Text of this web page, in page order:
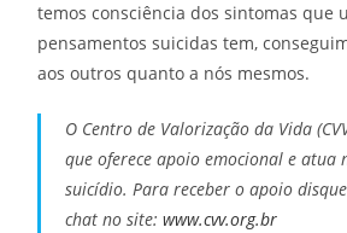
temos consciência dos sintomas que
pensamentos suicidas tem,
aos outros quanto a nós mesmos.
O Centro de Valorização da Vida
que oferece apoio emocional e atua
suicídio. Para receber o apoio
chat no site:www.cvv.org.br